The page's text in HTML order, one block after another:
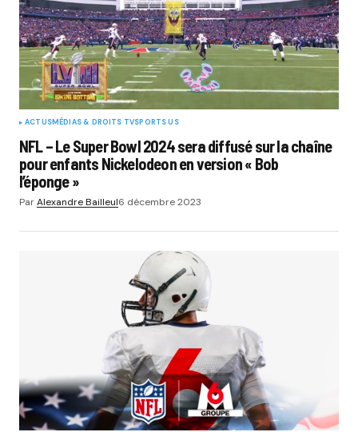
ACTUSMÉDIAS & DROITS TVSPORTS US
NFL – Le Super Bowl 2024 sera diffusé sur la chaîne
pour enfants Nickelodeon en version « Bob
l’éponge »
ParAlexandre Bailleul6 décembre 2023